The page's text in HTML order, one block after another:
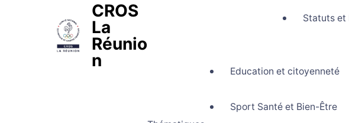
CROS
La
Réunio
n
Comité Régional Olympique et Sportif La Réunion
Statuts et
Education et citoyenneté
Sport Santé et Bien-Être